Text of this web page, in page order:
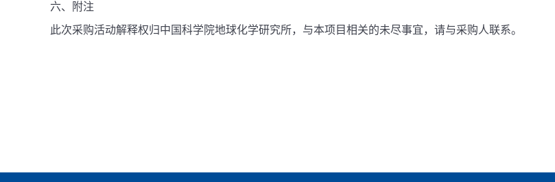
六、附注
此次采购活动解释权归中国科学院地球化学研究所，与本项目相关的未尽事宜，请与采购人联系。